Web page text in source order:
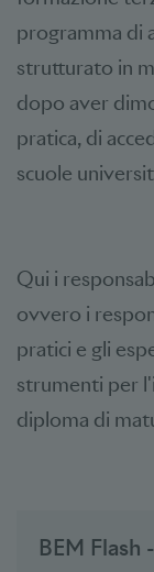
programma di
strutturato in
dopo aver
pratica, di
scuole
Qui i
ovvero i
pratici e gli
strumenti per
diploma di
BEM